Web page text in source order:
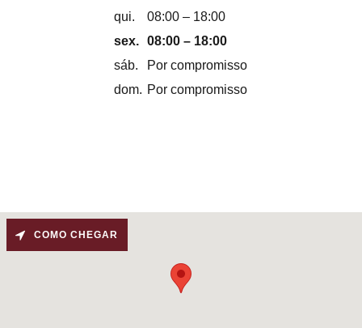
qui.
08:00 – 18:00
sex.
08:00 – 18:00
sáb.
Por compromisso
dom. Por compromisso
COMO CHEGAR